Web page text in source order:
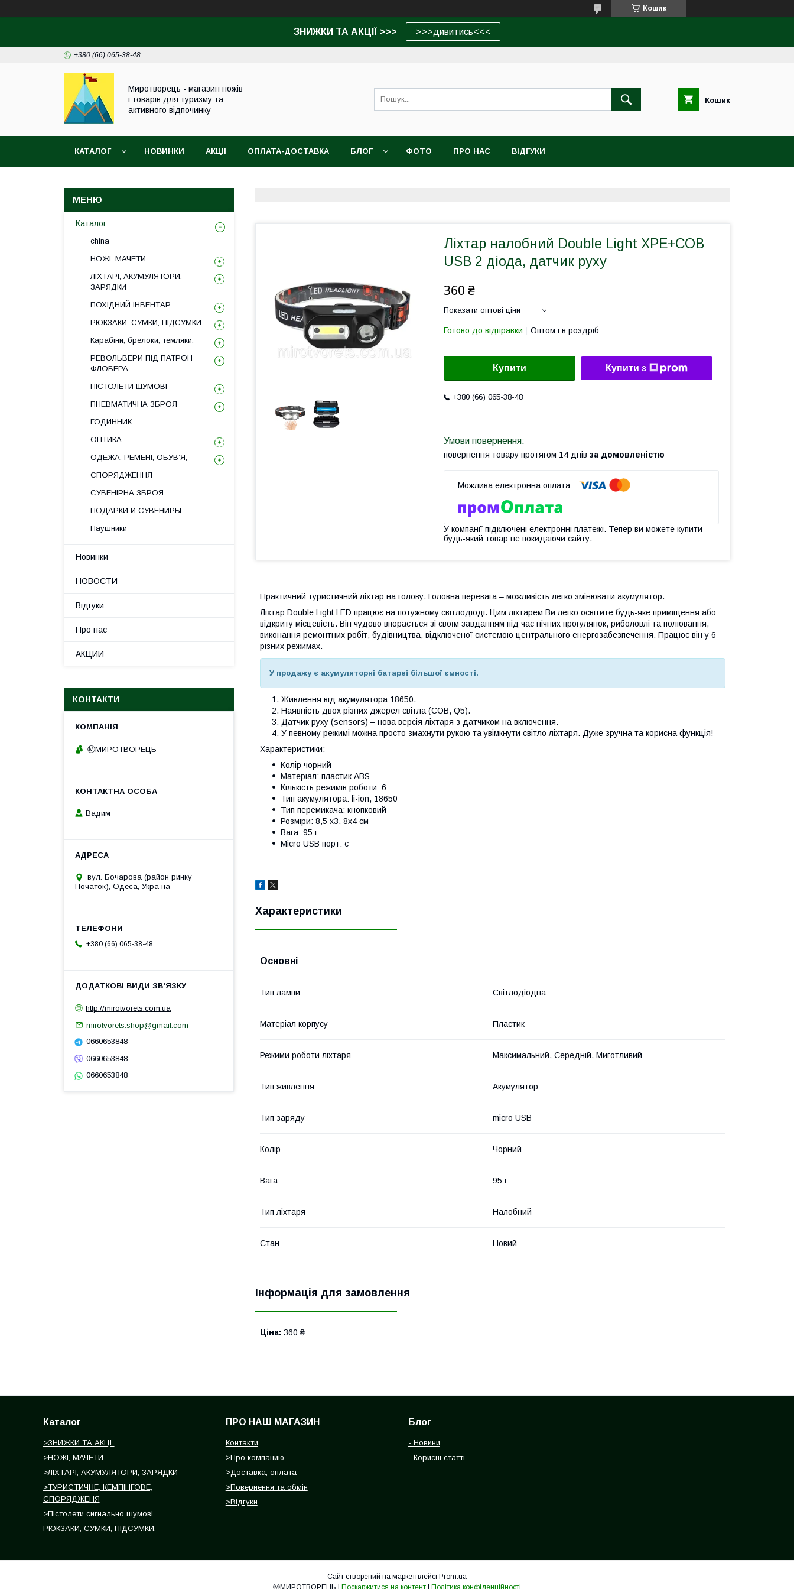
Кошик
ЗНИЖКИ ТА АКЦІЇ >>> >>>дивитись<<<
+380 (66) 065-38-48
Миротворець - магазин ножів
і товарів для туризму та
активного відпочинку
Кошик
КАТАЛОГ НОВИНКИ АКЦІІ ОПЛАТА-ДОСТАВКА БЛОГ ФОТО ПРО НАС ВІДГУКИ
Ліхтар налобний Double Light XPE+COB
USB 2 діода, датчик руху
360 ₴
Показати оптові ціни
Готово до відправки Оптом і в роздріб
Купити Купити з
+380 (66) 065-38-48
повернення товару протягом 14 днів за домовленістю
У компанії підключені електронні платежі. Тепер ви можете купити
будь-який товар не покидаючи сайту.
Практичний туристичний ліхтар на голову. Головна перевага – можливість легко змінювати акумулятор.
Ліхтар Double Light LED працює на потужному світлодіоді. Цим ліхтарем Ви легко освітите будь-яке приміщення або
відкриту місцевість. Він чудово впорається зі своїм завданням під час нічних прогулянок, риболовлі та полювання,
виконання ремонтних робіт, будівництва, відключеної системою центрального енергозабезпечення. Працює він у 6
різних режимах.
У продажу є акумуляторні батареї більшої ємності.
Живлення від акумулятора 18650.
Наявність двох різних джерел світла (COB, Q5).
Датчик руху (sensors) – нова версія ліхтаря з датчиком на включення.
У певному режимі можна просто змахнути рукою та увімкнути світло ліхтаря. Дуже зручна та корисна функція!
Характеристики:
Колір чорний
Матеріал: пластик ABS
Кількість режимів роботи: 6
Тип акумулятора: li-ion, 18650
Тип перемикача: кнопковий
Розміри: 8,5 х3, 8х4 см
Вага: 95 г
Micro USB порт: є
Характеристики
Основні
Тип лампи Світлодіодна
Матеріал корпусу Пластик
Режими роботи ліхтаря Максимальний, Середній, Миготливий
Тип живлення Акумулятор
Тип заряду micro USB
Колір Чорний
Вага 95 г
Тип ліхтаря Налобний
Стан Новий
Інформація для замовлення
Ціна: 360 ₴
Каталог
china
НОЖІ, МАЧЕТИ
ЛІХТАРІ, АКУМУЛЯТОРИ,
ЗАРЯДКИ
ПОХІДНИЙ ІНВЕНТАР
РЮКЗАКИ, СУМКИ, ПІДСУМКИ.
Карабіни, брелоки, темляки.
РЕВОЛЬВЕРИ ПІД ПАТРОН
ФЛОБЕРА
ПІСТОЛЕТИ ШУМОВІ
ПНЕВМАТИЧНА ЗБРОЯ
ГОДИННИК
ОПТИКА
ОДЕЖА, РЕМЕНІ, ОБУВ’Я,
СПОРЯДЖЕННЯ
СУВЕНІРНА ЗБРОЯ
ПОДАРКИ И СУВЕНИРЫ
Наушники
Новинки
НОВОСТИ
Відгуки
Про нас
АКЦИИ
КОНТАКТИ
Ⓜ️МИРОТВОРЕЦЬ
Вадим
вул. Бочарова (район ринку
Початок), Одеса, Україна
+380 (66) 065-38-48
http://mirotvorets.com.ua
mirotvorets.shop@gmail.com
0660653848
0660653848
0660653848
Каталог
>ЗНИЖКИ ТА АКЦІЇ
>НОЖІ, МАЧЕТИ
>ЛІХТАРІ, АКУМУЛЯТОРИ, ЗАРЯДКИ
>ТУРИСТИЧНЕ, КЕМПІНГОВЕ,
СПОРЯДЖЕНЯ
>Пістолети сигнально шумові
РЮКЗАКИ, СУМКИ, ПІДСУМКИ.
ПРО НАШ МАГАЗИН
Контакти
>Про компанию
>Доставка, оплата
>Повернення та обмін
>Відгуки
Блог
- Новини
- Корисні статті
Сайт створений на маркетплейсі Prom.ua
Ⓜ️МИРОТВОРЕЦЬ | Поскаржитися на контент | Політика конфіденційності